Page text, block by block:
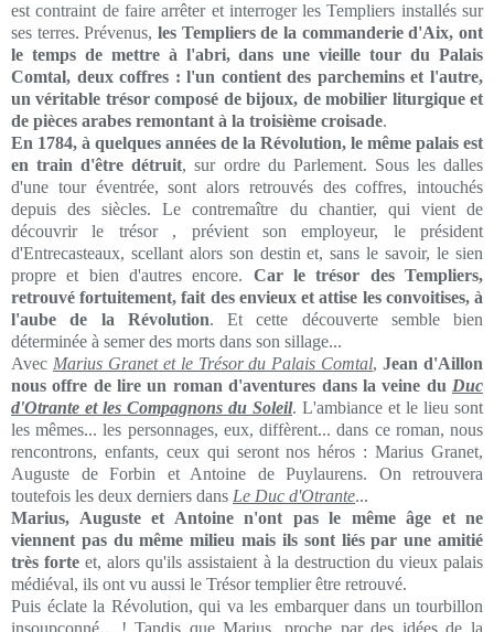
est contraint de faire arrêter et interroger les Templiers installés sur
ses terres. Prévenus, les Templiers de la commanderie d'Aix, ont
le temps de mettre à l'abri, dans une vieille tour du Palais
Comtal, deux coffres : l'un contient des parchemins et l'autre,
un véritable trésor composé de bijoux, de mobilier liturgique et
de pièces arabes remontant à la troisième croisade.
En 1784, à quelques années de la Révolution, le même palais est
en train d'être détruit, sur ordre du Parlement. Sous les dalles
d'une tour éventrée, sont alors retrouvés des coffres, intouchés
depuis des siècles. Le contremaître du chantier, qui vient de
découvrir le trésor , prévient son employeur, le président
d'Entrecasteaux, scellant alors son destin et, sans le savoir, le sien
propre et bien d'autres encore. Car le trésor des Templiers,
retrouvé fortuitement, fait des envieux et attise les convoitises, à
l'aube de la Révolution. Et cette découverte semble bien
déterminée à semer des morts dans son sillage...
Avec Marius Granet et le Trésor du Palais Comtal,Jean d'Aillon
nous offre de lire un roman d'aventures dans la veine du Duc
d'Otrante et les Compagnons du Soleil. L'ambiance et le lieu sont
les mêmes... les personnages, eux, diffèrent... dans ce roman, nous
rencontrons, enfants, ceux qui seront nos héros : Marius Granet,
Auguste de Forbin et Antoine de Puylaurens. On retrouvera
toutefois les deux derniers dans Le Duc d'Otrante...
Marius, Auguste et Antoine n'ont pas le même âge et ne
viennent pas du même milieu mais ils sont liés par une amitié
très forte et, alors qu'ils assistaient à la destruction du vieux palais
médiéval, ils ont vu aussi le Trésor templier être retrouvé.
Puis éclate la Révolution, qui va les embarquer dans un tourbillon
insoupçonné... ! Tandis que Marius, proche par des idées de la